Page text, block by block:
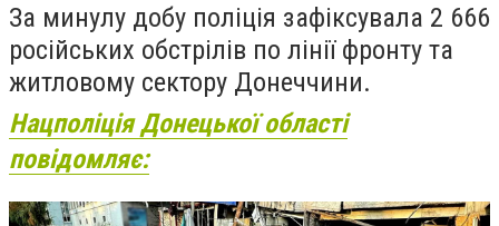
За минулу добу поліція зафіксувала 2 666
російських обстрілів по лінії фронту та
житловому сектору Донеччини.
Нацполіція Донецької області
повідомляє: